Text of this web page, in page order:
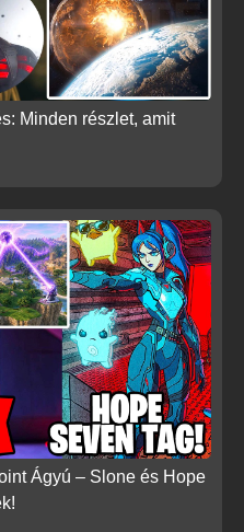
Minden részlet, amit
Ágyú – Slone és Hope